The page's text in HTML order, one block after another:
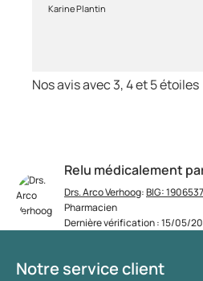
Relu médicalement
Drs. Arco Verhoog:BIG:
Pharmacien
Dernière vérification : 15/05/
Karine Plantin
Nos avis avec 3, 4 et 5 étoiles
Notre service client